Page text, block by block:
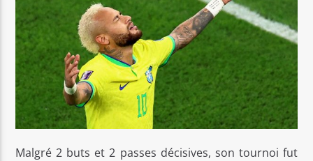
Malgré 2 buts et 2 passes décisives, son tournoi fut